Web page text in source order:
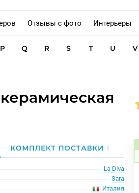
Отзывы с фото Интерьеры
P Q R S T U V
КОМПЛЕКТ ПОСТАВКИ1
La Diva
Sara
Италия